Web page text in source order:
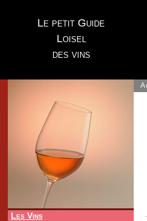
Le petit Guide
Loisel
des vins
Les Vins